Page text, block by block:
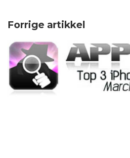
Forrige artikkel